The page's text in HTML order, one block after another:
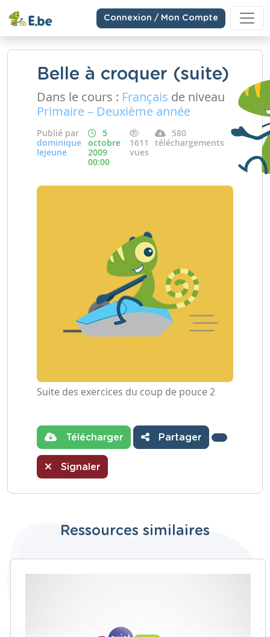
Connexion / Mon Compte
Belle à croquer (suite)
Dans le cours : Français de niveau
Primaire – Deuxième année
Publié par
dominique
lejeune
5
octobre
2009
00:00
1611
vues
580
téléchargements
Suite des exercices du coup de pouce 2
Télécharger Partager
Signaler
Ressources similaires